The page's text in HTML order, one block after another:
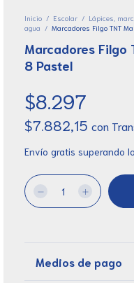
Inicio / Escolar / Lápices,
agua
/ Marcadores Filgo TNT
Marcadores Filgo
8 Pastel
$8.297
$7.882,15 con
Envío gratis superando
Medios de pago